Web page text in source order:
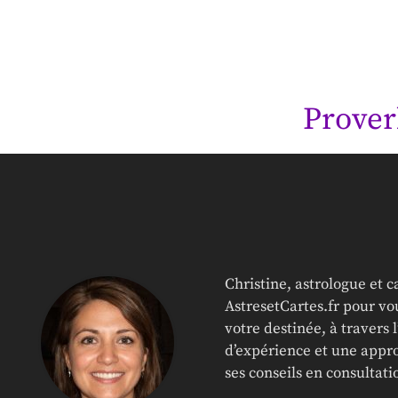
Christine, astrologue et
AstresetCartes.fr pour
votre destinée, à travers
d’expérience et une
ses conseils en